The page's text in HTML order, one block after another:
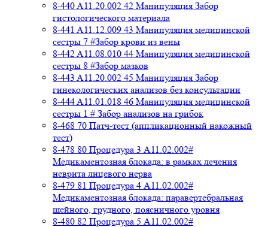
8-440 A11.20.002 42 Манипуляция Забор
гистологического материала
8-441 A11.12.009 43 Манипуляция медицинской
сестры 7 #Забор крови из вены
8-442 A11.08.010 44 Манипуляция медицинской
сестры 8 #Забор мазков
8-443 A11.20.002 45 Манипуляция Забор
гинекологических анализов без консультации
8-444 A11.01.018 46 Манипуляция медицинской
сестры 1 # Забор анализов на грибок
8-468 70 Патч-тест (аппликационный накожный
тест)
8-478 80 Процедура 3 A11.02.002#
Медикаментозная блокада: в рамках лечения
неврита лицевого нерва
8-479 81 Процедура 4 A11.02.002#
Медикаментозная блокада: паравертебральная
шейного, грудного, поясничного уровня
8-480 82 Процедура 5 A11.02.002#